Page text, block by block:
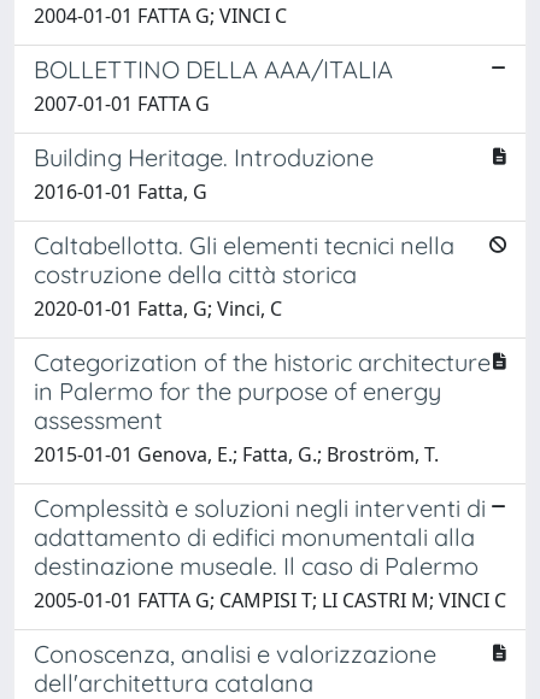
2004-01-01 FATTA G; VINCI C
BOLLETTINO DELLA AAA/ITALIA
2007-01-01 FATTA G
Building Heritage. Introduzione
2016-01-01 Fatta, G
Caltabellotta. Gli elementi tecnici nella
costruzione della città storica
2020-01-01 Fatta, G; Vinci, C
Categorization of the historic architecture
in Palermo for the purpose of energy
assessment
2015-01-01 Genova, E.; Fatta, G.; Broström, T.
Complessità e soluzioni negli interventi di
adattamento di edifici monumentali alla
destinazione museale. Il caso di Palermo
2005-01-01 FATTA G; CAMPISI T; LI CASTRI M; VINCI C
Conoscenza, analisi e valorizzazione
dell'architettura catalana